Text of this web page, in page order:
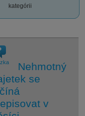
kategórii
Nehmotný
se
v